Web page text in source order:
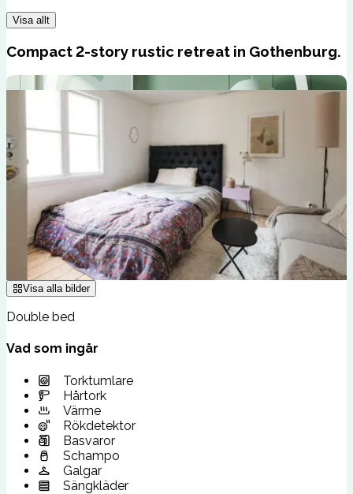
Visa allt
Compact 2-story rustic retreat in Gothenburg.
Visa alla bilder
Double bed
Vad som ingår
Torktumlare
Hårtork
Värme
Rökdetektor
Basvaror
Schampo
Galgar
Sängkläder